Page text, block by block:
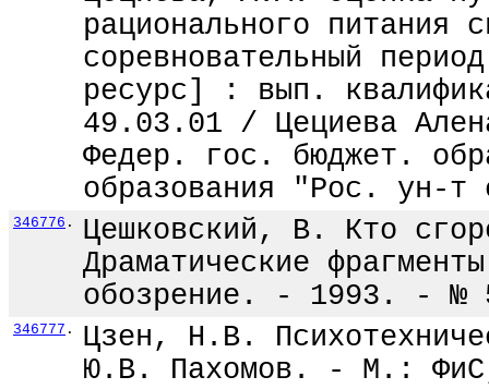
рационального
соревновательный
ресурс] : вып.
49.03.01 / Цециева
Федер. гос. бюджет.
образования "Рос. ун-
346776 .
Цешковский, В. Кто
Драматические
обозрение. - 1993. -
346777 .
Цзен, Н.В.
Ю.В. Пахомов. - М.: